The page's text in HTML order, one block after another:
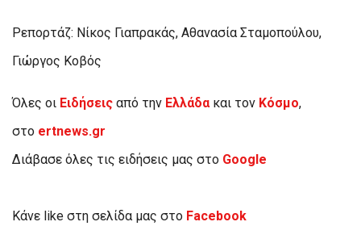
Ρεπορτάζ: Νίκος Γιαπρακάς, Αθανασία Σταμοπούλου,
Γιώργος Κοβός
Όλες οι Ειδήσεις από την Ελλάδακαι τον Κόσμο,
στο ertnews.gr
Διάβασε όλες τις ειδήσεις μας στο Google
Κάνε like στη σελίδα μας στο Facebook